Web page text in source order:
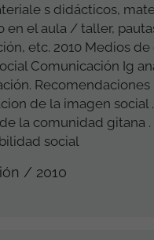
s didácticos,
en el aula / taller,
etc. 2010 Medios
Comunicación Ig
Recomendaciones
de la imagen social
la comunidad gitana .
social
/ 2010